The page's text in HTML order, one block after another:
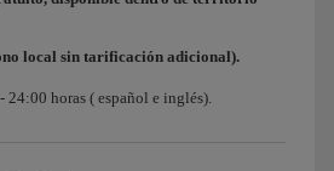
local sin tarificación adicional).
horas ( español e inglés).